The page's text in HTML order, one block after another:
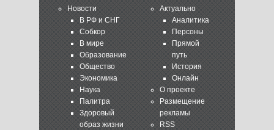
Новости
В РФ и СНГ
Собкор
В мире
Образование
Общество
Экономика
Наука
Палитра
Здоровый
образ жизни
Актуально
Аналитика
Персоны
Прямой
путь
История
Онлайн
О проекте
Размещение
рекламы
RSS